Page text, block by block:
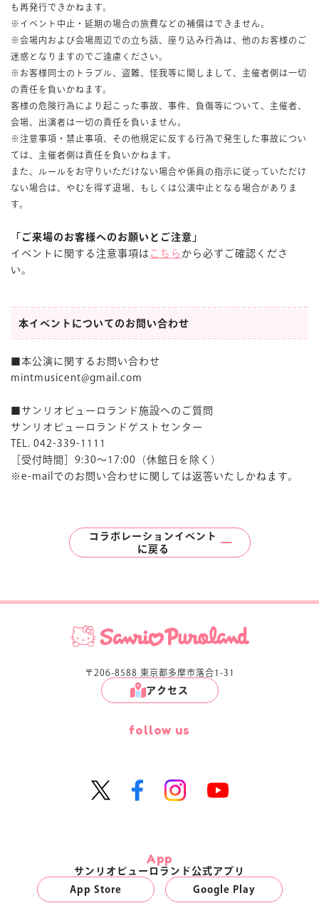
も再発行できかねます。
※イベント中止・延期の場合の旅費などの補償はできません。
※会場内および会場周辺での立ち話、座り込み行為は、他のお客様のご
迷惑となりますのでご遠慮ください。
※お客様同士のトラブル、盗難、怪我等に関しまして、主催者側は一切
の責任を負いかねます。
客様の危険行為により起こった事故、事件、負傷等について、主催者、
会場、出演者は一切の責任を負いません。
※注意事項・禁止事項、その他規定に反する行為で発生した事故につい
ては、主催者側は責任を負いかねます。
また、ルールをお守りいただけない場合や係員の指示に従っていただけ
ない場合は、やむを得ず退場、もしくは公演中止となる場合がありま
す。
「ご来場のお客様へのお願いとご注意」
イベントに関する注意事項は こちら から必ずご確認くださ
い。
本イベントについてのお問い合わせ
■本公演に関するお問い合わせ
mintmusicent@gmail.com
■サンリオピューロランド施設へのご質問
サンリオピューロランドゲストセンター
TEL. 042-339-1111
［受付時間］9:30〜17:00（休館日を除く）
※e-mailでのお問い合わせに関しては返答いたしかねます。
コラボレーションイベント
に戻る
〒206-8588 東京都多摩市落合1-31
アクセス
follow us
App
サンリオピューロランド公式アプリ
App Store
Google Play